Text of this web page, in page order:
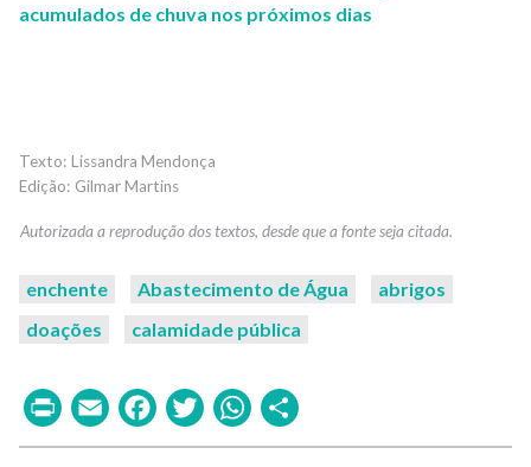
acumulados de chuva nos próximos dias
Lissandra Mendonça
Gilmar Martins
enchente Abastecimento de Água
abrigos
doações
calamidade pública
PrintEmailFacebook
TwitterWhatsApp